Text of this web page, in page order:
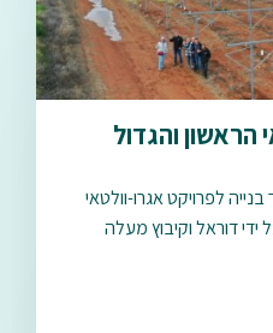
הראשון והגדול
לפרויקט אגרו-וולטאי
ידי דוראל וקיבוץ מעלה